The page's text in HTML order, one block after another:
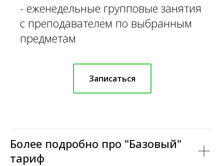
- еженедельные групповые занятия
с преподавателем по выбранным
предметам
Записаться
Более подробно про "Базовый"
тариф